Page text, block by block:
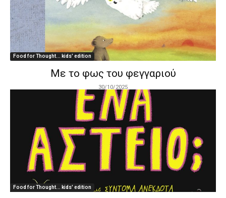
Food for Thought... kids' edition
Με το φως του φεγγαριού
30/10/2025
Food for Thought... kids' edition